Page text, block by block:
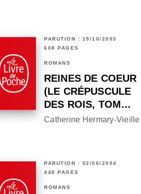
PARUTION : 19/10/2005
608 PAGES
ROMANS
REINES DE COEUR
(LE CRÉPUSCULE
DES ROIS, TOM…
Catherine Hermary-Vieille
PARUTION : 02/06/2004
448 PAGES
ROMANS